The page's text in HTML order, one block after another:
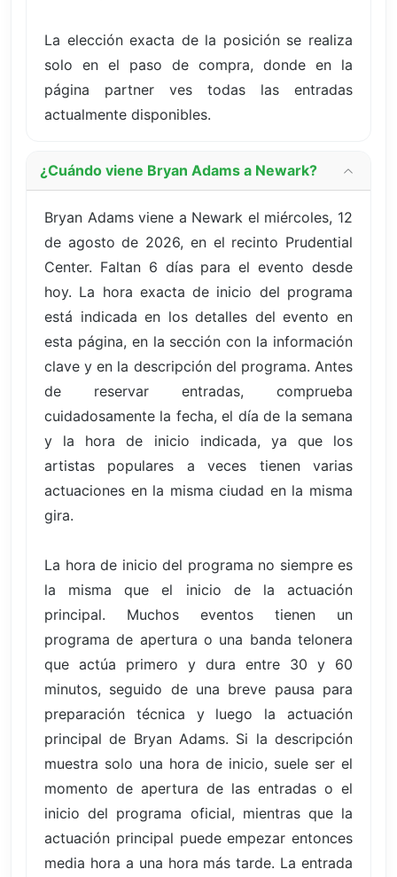
La elección exacta de la posición se realiza
solo en el paso de compra, donde en la
página partner ves todas las entradas
actualmente disponibles.
¿Cuándo viene Bryan Adams a Newark?
Bryan Adams viene a Newark el miércoles, 12
de agosto de 2026, en el recinto Prudential
Center. Faltan 6 días para el evento desde
hoy. La hora exacta de inicio del programa
está indicada en los detalles del evento en
esta página, en la sección con la información
clave y en la descripción del programa. Antes
de reservar entradas, comprueba
cuidadosamente la fecha, el día de la semana
y la hora de inicio indicada, ya que los
artistas populares a veces tienen varias
actuaciones en la misma ciudad en la misma
gira.
La hora de inicio del programa no siempre es
la misma que el inicio de la actuación
principal. Muchos eventos tienen un
programa de apertura o una banda telonera
que actúa primero y dura entre 30 y 60
minutos, seguido de una breve pausa para
preparación técnica y luego la actuación
principal de Bryan Adams. Si la descripción
muestra solo una hora de inicio, suele ser el
momento de apertura de las entradas o el
inicio del programa oficial, mientras que la
actuación principal puede empezar entonces
media hora a una hora más tarde. La entrada